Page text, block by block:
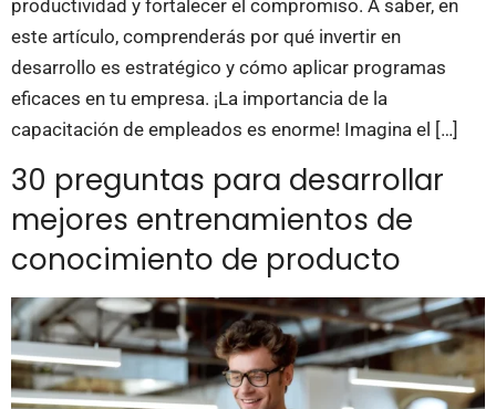
productividad y fortalecer el compromiso. A saber, en
este artículo, comprenderás por qué invertir en
desarrollo es estratégico y cómo aplicar programas
eficaces en tu empresa. ¡La importancia de la
capacitación de empleados es enorme! Imagina el […]
30 preguntas para desarrollar
mejores entrenamientos de
conocimiento de producto